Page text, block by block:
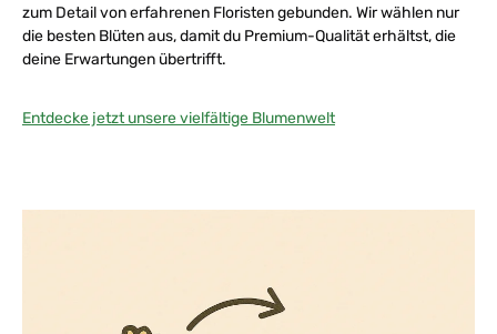
zum Detail von erfahrenen Floristen gebunden. Wir wählen nur
die besten Blüten aus, damit du Premium-Qualität erhältst, die
deine Erwartungen übertrifft.
Entdecke jetzt unsere vielfältige Blumenwelt